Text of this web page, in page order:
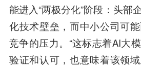
能进入“两极分化”阶段：头部
化技术壁垒，而中小公司可
竞争的压力。“这标志着AI大
验证和认可，也意味着该领